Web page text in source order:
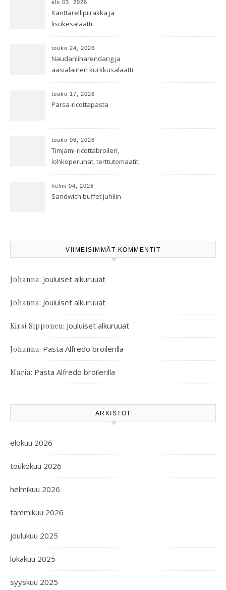
elo 03, 2026
Kanttarellipiirakka ja
lisukesalaatti
touko 24, 2026
Naudanliharendang ja
aasialainen kurkkusalaatti
touko 17, 2026
Parsa-ricottapasta
touko 06, 2026
Timjami-ricottabroileri,
lohkoperunat, terttutomaatit,
salaatti
helmi 04, 2026
Sandwich buffet juhliin
VIIMEISIMMÄT KOMMENTIT
Johanna: Jouluiset alkuruuat
Johanna: Jouluiset alkuruuat
Kirsi Sipponen: Jouluiset alkuruuat
Johanna: Pasta Alfredo broilerilla
Maria: Pasta Alfredo broilerilla
ARKISTOT
elokuu 2026
toukokuu 2026
helmikuu 2026
tammikuu 2026
joulukuu 2025
lokakuu 2025
syyskuu 2025